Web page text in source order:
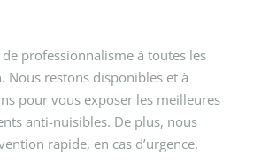
professionnalisme à toutes les
Nous restons disponibles et à
pour vous exposer les meilleures
anti-nuisibles. De plus, nous
rapide, en cas d’urgence.